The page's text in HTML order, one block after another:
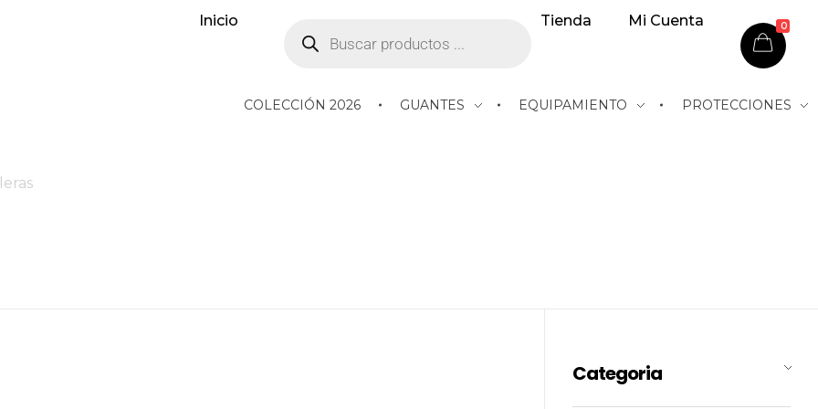
Inicio Tienda Mi Cuenta 0
COLECCIÓN 2026 GUANTES EQUIPAMIENTO PROTECCIONES
Categoria